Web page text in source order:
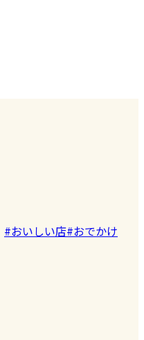
#おいしい店#おでかけ